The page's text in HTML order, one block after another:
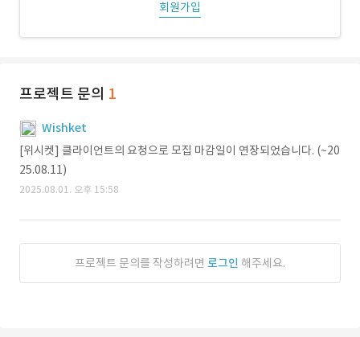
회원가입
프로젝트 문의 1
Wishket
[위시켓] 클라이언트의 요청으로 모집 마감일이 연장되었습니다. (~20
25.08.11)
2025.08.01. 오후 15:58
프로젝트 문의를 작성하려면 로그인 해주세요.